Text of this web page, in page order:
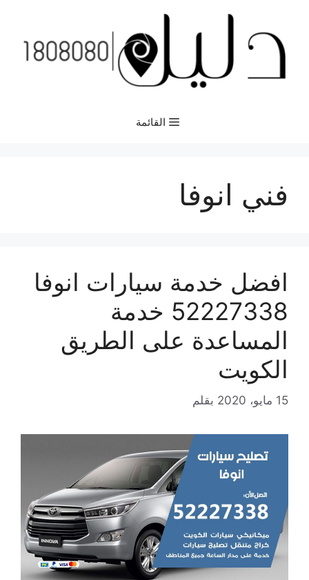
المحتوى
القائمة
فني انوفا
افضل خدمة سيارات انوفا
52227338 خدمة
المساعدة على الطريق
الكويت
15 مايو، 2020 بقلم